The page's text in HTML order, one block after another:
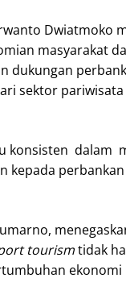
Dwiatmoko
masyarakat
dukungan
sektor
konsisten dalam
tourismtidak
ekonomi